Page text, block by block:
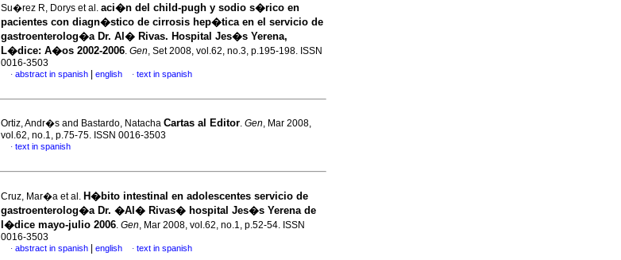
Su�rez R, Dorys et al. aci�n del child-pugh y sodio s�rico en
pacientes con diagn�stico de cirrosis hep�tica en el servicio de
gastroenterolog�a Dr. Al� Rivas. Hospital Jes�s Yerena,
L�dice: A�os 2002-2006. Gen, Set 2008, vol.62, no.3, p.195-198. ISSN
0016-3503
· abstract in spanish english · text in spanish
Ortiz, Andr�s and Bastardo, Natacha Cartas al Editor. Gen, Mar 2008,
vol.62, no.1, p.75-75. ISSN 0016-3503
· text in spanish
Cruz, Mar�a et al. H�bito intestinal en adolescentes servicio de
gastroenterolog�a Dr. �Al� Rivas� hospital Jes�s Yerena de
l�dice mayo-julio 2006. Gen, Mar 2008, vol.62, no.1, p.52-54. ISSN
0016-3503
· abstract in spanish english · text in spanish